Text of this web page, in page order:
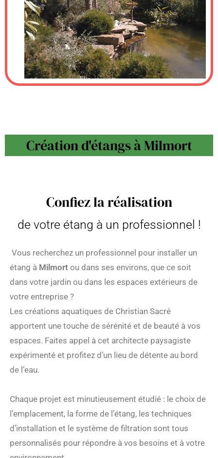
Création d'étangs à Milmort
Confiez la réalisation
de votre étang à un professionnel !
Vous recherchez un professionnel pour installer un
étang à Milmort ou dans ses environs, que ce soit
dans votre jardin ou dans les espaces extérieurs de
votre entreprise ?
Les créations aquatiques de Christian Sacré
apportent une touche de sérénité et de beauté à vos
espaces. Faites appel à cet architecte paysagiste
expérimenté et profitez d’un lieu de détente au bord
de l’eau.
Chaque projet est minutieusement étudié : le choix de
l’emplacement, la forme de l’étang, les techniques
d’installation et le système de filtration sont tous
personnalisés pour répondre à vos besoins et à votre